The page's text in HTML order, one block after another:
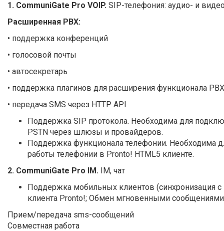
1. CommuniGate Pro VOIP. SIP-телефония: аудио- и
Расширенная PBX:
​• поддержка конференций
• голосовой почты
• автосекретарь
• поддержка плагинов для расширения функционала PBX
• передача SMS через HTTP API
Поддержка SIP протокола. Необходима для
PSTN через шлюзы и провайдеров.
Поддержка функционала телефонии. Необходима
работы телефонии в Pronto! HTML5 клиенте.
2. CommuniGate Pro IM. IM, чат
Поддержка мобильных клиентов (синхронизация
клиента Pronto!; Обмен мгновенными
Прием/передача sms-сообщений
Совместная работа